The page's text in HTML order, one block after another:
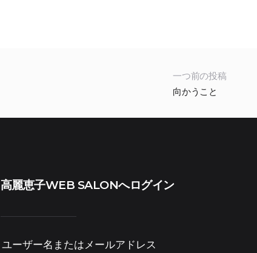
一つ前の投稿
向かうこと
高麗恵子WEB SALONへログイン
ユーザー名またはメールアドレス